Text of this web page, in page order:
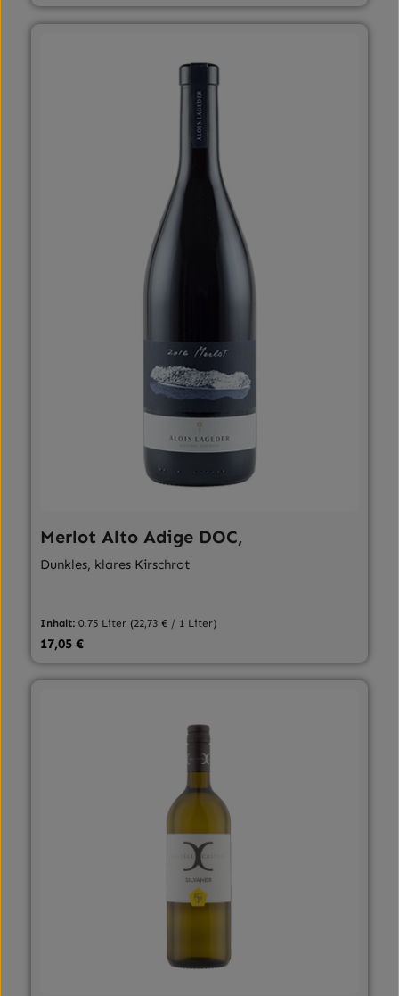
Merlot Alto Adige DOC,
Dunkles, klares Kirschrot
Inhalt:0.75 Liter (22,73 € / 1 Liter)
Regulärer Preis:
17,05 €